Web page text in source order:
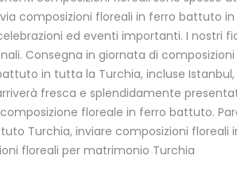
composizioni floreali in ferro battuto
ed eventi importanti. I nostri
Consegna in giornata di
in tutta la Turchia, incluse
fresca e splendidamente
floreale in ferro battuto.
Turchia, inviare composizioni
floreali per matrimonio Turchia